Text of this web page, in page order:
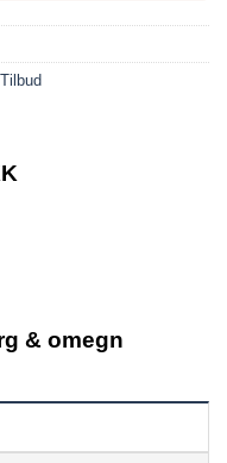
& omegn